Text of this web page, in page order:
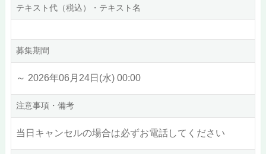
テキスト代（税込）・テキスト名
募集期間
～ 2026年06月24日(水) 00:00
注意事項・備考
当日キャンセルの場合は必ずお電話してください